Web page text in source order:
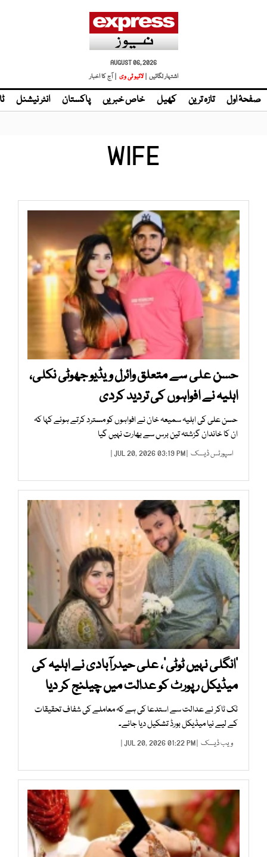
AUGUST 06, 2026
اشتہار لگائیں | لائیو ٹی وی | آج کا اخبار
صفحۂ اول تازہ ترین کھیل خاص خبریں پاکستان انٹر نیشنل
WIFE
حسن علی سے متعلق وائرل ویڈیو جھوٹی نکلی،
اہلیہ نے افواہوں کی تردید کردی
حسن علی کی اہلیہ سمیعہ خان نے افواہوں کو مسترد کرتے ہوئے کہا کہ
ان کا خاندان گزشتہ تین برس سے بھارت نہیں گیا
اسپورٹس ڈیسک | JUL 20, 2026 03:19 PM |
’انگلی نہیں ٹوٹی‘، علی حیدرآبادی نے اہلیہ کی
میڈیکل رپورٹ کو عدالت میں چیلنج کر دیا
ٹک ٹاکر نے عدالت سے استدعا کی ہے کہ معاملے کی شفاف تحقیقات
کے لیے نیا میڈیکل بورڈ تشکیل دیا جائے۔
ویب ڈیسک | JUL 20, 2026 01:22 PM |